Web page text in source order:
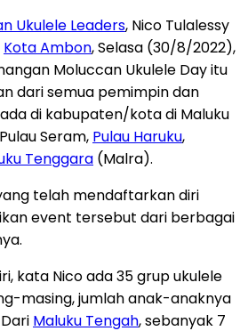
Ukulele Leaders, Nico Tulalessy
Kota Ambon, Selasa (30/8/2022),
Moluccan Ukulele Day itu
dari semua pemimpin dan
di kabupaten/kota di Maluku
Seram, Pulau Haruku,
Tenggara (Malra).
telah mendaftarkan diri
event tersebut dari berbagai
kata Nico ada 35 grup ukulele
masing, jumlah anak-anaknya
Maluku Tengah, sebanyak 7